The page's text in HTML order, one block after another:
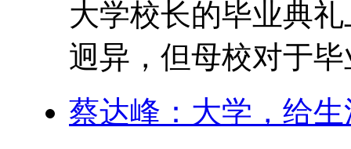
大学校长的毕业典
迥异，但母校对于
蔡达峰：大学，给